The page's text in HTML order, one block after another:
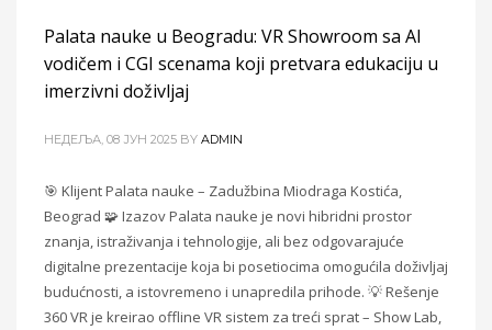
Palata nauke u Beogradu: VR Showroom sa AI
vodičem i CGI scenama koji pretvara edukaciju u
imerzivni doživljaj
НЕДЕЉА, 08 ЈУН 2025 BY ADMIN
🎯 Klijent Palata nauke – Zadužbina Miodraga Kostića,
Beograd 🧩 Izazov Palata nauke je novi hibridni prostor
znanja, istraživanja i tehnologije, ali bez odgovarajuće
digitalne prezentacije koja bi posetiocima omogućila doživljaj
budućnosti, a istovremeno i unapredila prihode. 💡 Rešenje
360 VR je kreirao offline VR sistem za treći sprat – Show Lab,